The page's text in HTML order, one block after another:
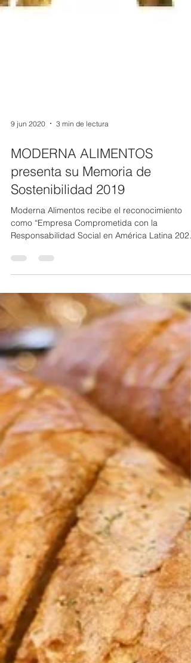
9 jun 2020
MODERNA ALIMENTOS
presenta su Memoria de
Responsabilidad Social en América Latina 2020"
del Centro...